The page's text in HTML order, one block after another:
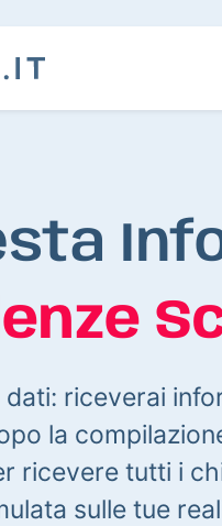
dati: riceverai
la
ricevere tutti i
sulle tue